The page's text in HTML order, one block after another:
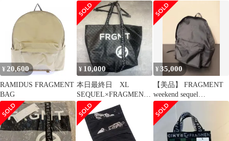
RAMIDUS bag
design TOTE 藤原ヒロ
シさ
イプ 限定品
¥ 20,600
RAMIDUS FRAGMENT
BAG
¥ 10,000
本日最終日 XL
SEQUEL×FRAGMENT×
RAMIDUS トートバッ
グ
¥35,000
【美品】 FRAGMENT
weekend sequel
RAMIDUS bag